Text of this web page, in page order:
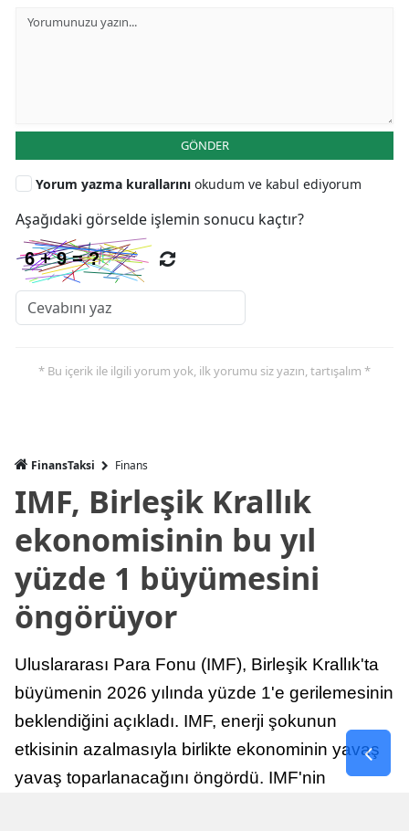
GÖNDER
Yorum yazma kurallarını okudum ve kabul ediyorum
Aşağıdaki görselde işlemin sonucu kaçtır?
* Bu içerik ile ilgili yorum yok, ilk yorumu siz yazın, tartışalım *
FinansTaksi Finans
IMF, Birleşik Krallık
ekonomisinin bu yıl
yüzde 1 büyümesini
öngörüyor
Uluslararası Para Fonu (IMF), Birleşik Krallık'ta
büyümenin 2026 yılında yüzde 1'e gerilemesinin
beklendiğini açıkladı. IMF, enerji şokunun
etkisinin azalmasıyla birlikte ekonominin yavaş
yavaş toparlanacağını öngördü. IMF'nin